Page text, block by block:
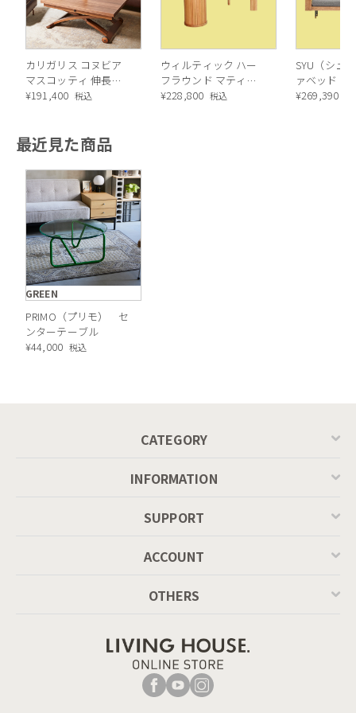
カリガリス コヌビア
マスコッティ 伸長・
昇降式テーブル ／
P201
¥191,400 税込
ウィルティック ハー
フラウンド マティエ
ラ塗装 ダイニングテ
¥228,800 税込
SYU（シュ
ァベッド（
ル）190cm
¥269,390
最近見た商品
GREEN
PRIMO（プリモ） セ
ンターテーブル
¥44,000 税込
CATEGORY
INFORMATION
SUPPORT
ACCOUNT
OTHERS